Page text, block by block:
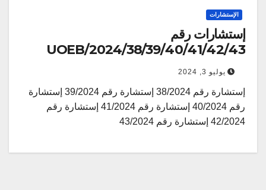
الإستشارات
إستشارات رقم
38/39/40/41/42/43/UOEB/2024
يوليو 3, 2024
إستشارة رقم 38/2024 إستشارة رقم 39/2024 إستشارة
رقم 40/2024 إستشارة رقم 41/2024 إستشارة رقم
42/2024 إستشارة رقم 43/2024